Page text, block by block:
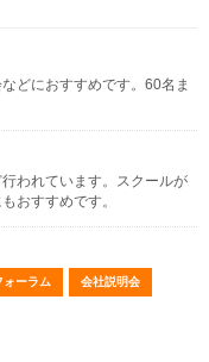
どにおすすめです。60名ま
われています。スクールが
おすすめです。
ォーラム 会社説明会